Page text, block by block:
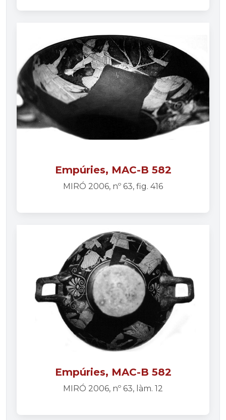
Empúries, MAC-B 582
MIRÓ 2006, nº 63, fig. 416
Empúries, MAC-B 582
MIRÓ 2006, nº 63, làm. 12